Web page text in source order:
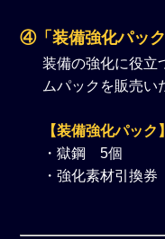
④「装備強化パック
装備の強化に役立
ムパックを販売い
【装備強化パッ
・獄鋼 5個
・強化素材引換